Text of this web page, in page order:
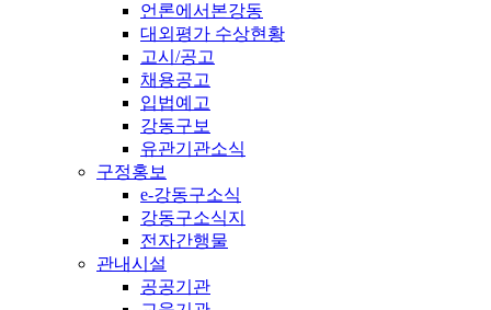
언론에서본강동
대외평가 수상현황
고시/공고
채용공고
입법예고
강동구보
유관기관소식
구정홍보
e-강동구소식
강동구소식지
전자간행물
관내시설
공공기관